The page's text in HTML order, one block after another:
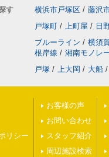
す 横浜市戸塚区 / 藤沢
戸塚町 / 上町屋 / 日
ブルーライン / 横須
根岸線 / 湘南モノレ
戸塚 / 上大岡 / 大船 /
リシー
お客様の声
お問い合わせ
スタッフ紹介
周辺施設検索